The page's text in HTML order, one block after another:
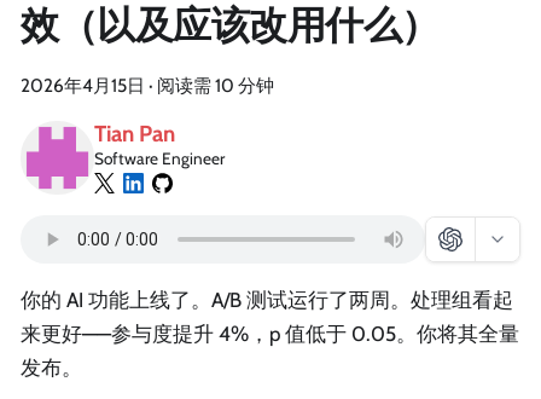
效（以及应该改用什么）
2026年4月15日 · 阅读需 10 分钟
Tian Pan
Software Engineer
你的 AI 功能上线了。A/B 测试运行了两周。处理组看起
来更好——参与度提升 4%，p 值低于 0.05。你将其全量
发布。